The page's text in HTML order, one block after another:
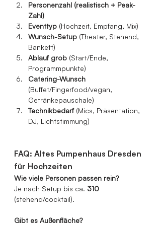
Personenzahl (realistisch + Peak-
Zahl)
Eventtyp (Hochzeit, Empfang, Mix)
Wunsch-Setup (Theater, Stehend,
Bankett)
Ablauf grob (Start/Ende,
Programmpunkte)
Catering-Wunsch
(Buffet/Fingerfood/vegan,
Getränkepauschale)
Technikbedarf (Mics, Präsentation,
DJ, Lichtstimmung)
FAQ: Altes Pumpenhaus Dresden
für Hochzeiten
Wie viele Personen passen rein?
Je nach Setup bis ca. 310
(stehend/cocktail).
Gibt es Außenfläche?